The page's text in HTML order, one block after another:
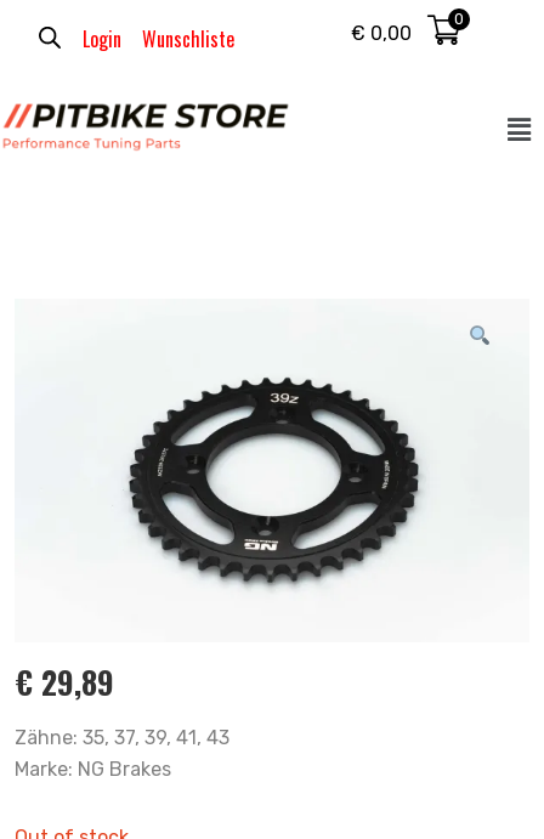
Login Wunschliste € 0,00
0
€ 29,89
Zähne: 35, 37, 39, 41, 43
Marke: NG Brakes